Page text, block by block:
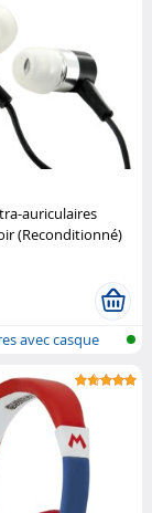
auriculaires
(Reconditionné)
avec casque